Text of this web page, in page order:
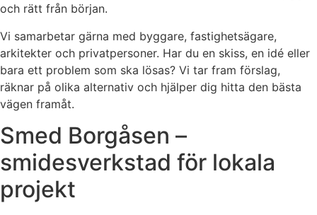
och rätt från början.
Vi samarbetar gärna med byggare, fastighetsägare,
arkitekter och privatpersoner. Har du en skiss, en idé eller
bara ett problem som ska lösas? Vi tar fram förslag,
räknar på olika alternativ och hjälper dig hitta den bästa
vägen framåt.
Smed Borgåsen –
smidesverkstad för lokala
projekt